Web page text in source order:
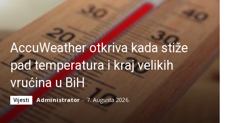
AccuWeather otkriva kada stiže
pad temperatura i kraj velikih
vrućina u BiH
Vijesti Administrator - 7. Augusta 2026.